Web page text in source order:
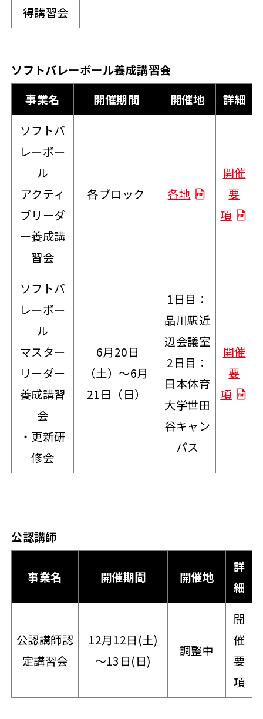
得講習会
ソフトバレーボール養成講習会
事業名
開催期間 開催地
詳細
ソフトバ
レーボー
ル
アクティ
ブリーダ
ー養成講
習会
各ブロック 各地
開催
要
項
ソフトバ
レーボー
ル
マスター
リーダー
養成講習
会
・更新研
修会
6月20日
（土）～6月
21日（日）
1日目：
品川駅近
辺会議室
2日目：
日本体育
大学世田
谷キャン
パス
開催
要
項
公認講師
事業名 開催期間 開催地
詳
細
公認講師認
定講習会
12月12日(土)
～13日(日)
調整中
開
催
要
項